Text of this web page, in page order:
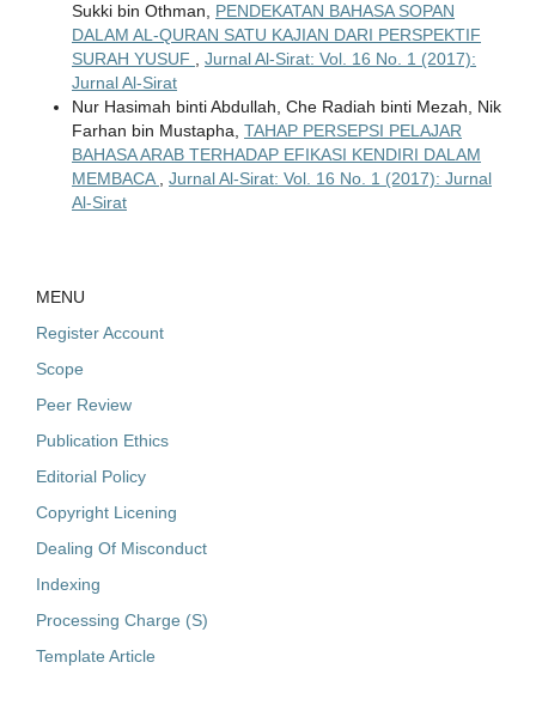
Sukki bin Othman, PENDEKATAN BAHASA SOPAN
DALAM AL-QURAN SATU KAJIAN DARI PERSPEKTIF
SURAH YUSUF
Jurnal Al-Sirat: Vol. 16 No. 1 (2017):
Jurnal Al-Sirat
Nur Hasimah binti Abdullah, Che Radiah binti Mezah, Nik
Farhan bin Mustapha, TAHAP PERSEPSI PELAJAR
BAHASA ARAB TERHADAP EFIKASI KENDIRI DALAM
MEMBACA
Jurnal Al-Sirat: Vol. 16 No. 1 (2017): Jurnal
Al-Sirat
MENU
Register Account
Scope
Peer Review
Publication Ethics
Editorial Policy
Copyright Licening
Dealing Of Misconduct
Indexing
Processing Charge (S)
Template Article